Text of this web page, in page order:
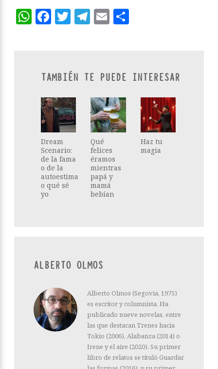
WhatsApp
Facebook
Twitter
Telegram
Email
TAMBIÉN TE PUEDE INTERESAR
Dream
Scenario:
de la fama
o de la
autoestima
o qué sé
yo
Qué
felices
éramos
mientras
papá y
mamá
bebían
Haz tu
magia
ALBERTO OLMOS
Alberto Olmos (Segovia, 1975)
es escritor y columnista. Ha
publicado nueve novelas, entre
las que destacan Trenes hacia
Tokio (2006), Alabanza (2014) o
Irene y el aire (2020). Su primer
libro de relatos se tituló Guardar